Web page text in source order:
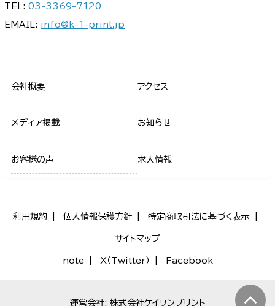
TEL:03-3369-7120
EMAIL: info@k-1-print.jp
会社概要 アクセス
メディア掲載 お知らせ
お客様の声 求人情報
利用規約 個人情報保護方針 特定商取引法に基づく表示
サイトマップ
note X（Twitter） Facebook
運営会社: 株式会社ケイワンプリント